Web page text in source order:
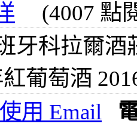
(4007 點
牙科拉爾酒
葡萄酒
使用 Email